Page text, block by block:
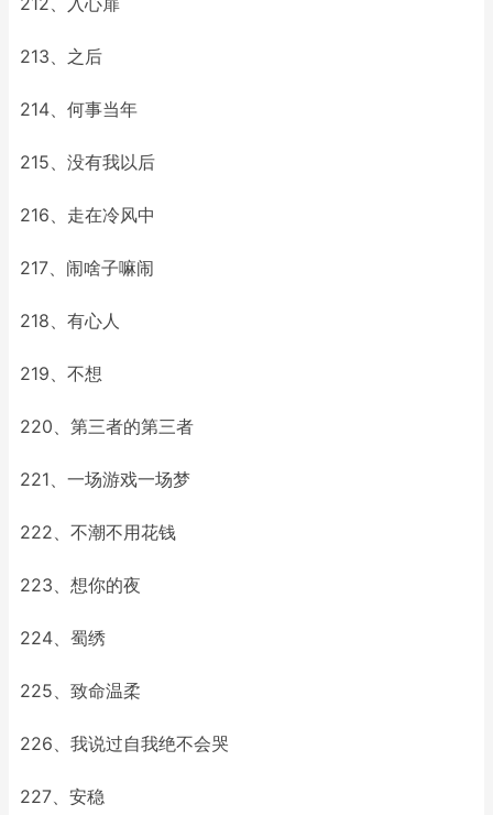
213、之后
214、何事当年
215、没有我以后
216、走在冷风中
217、闹啥子嘛闹
218、有心人
219、不想
220、第三者的第三者
221、一场游戏一场梦
222、不潮不用花钱
223、想你的夜
224、蜀绣
225、致命温柔
226、我说过自我绝不会哭
227、安稳